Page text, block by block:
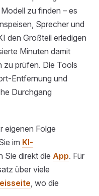
zu finden – es
Sprecher und
den Großteil erledigen
Minuten damit
zu prüfen. Die Tools
Entfernung und
Durchgang
eigenen Folge
im KI-
Sie direkt die App. Für
über viele
, wo die